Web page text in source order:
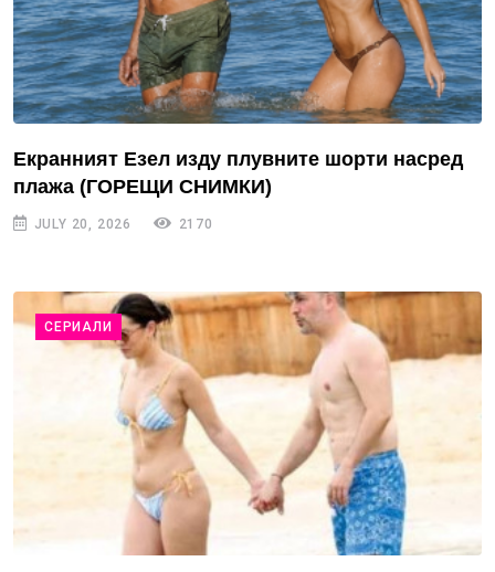
Екранният Езел изду плувните шорти насред
плажа (ГОРЕЩИ СНИМКИ)
JULY 20, 2026 2170
СЕРИАЛИ